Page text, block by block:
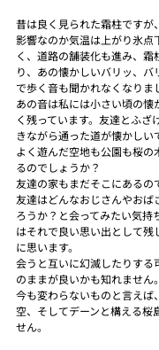
昔は良く見られた霜柱ですが
影響なのか気温は上がり氷点
く、道路の舗装化も進み、霜
り、あの懐かしいバリッ、
で歩く音も聞かれなくなりま
あの音は私には小さい頃の懐
く残っています。友達とふざ
きながら通った道が懐かしい
よく遊んだ空地も公園も桜の
るのでしょうか？
友達の家もまだそこにあるの
友達はどんなおじさんやおば
ろうか？と会ってみたい気持
はそれで良い思い出として残
に思います。
会うと互いに幻滅したりする
のままが良いかも知れません。
今も変わらないものと言えば
空、そしてデーンと構える桜
せん。